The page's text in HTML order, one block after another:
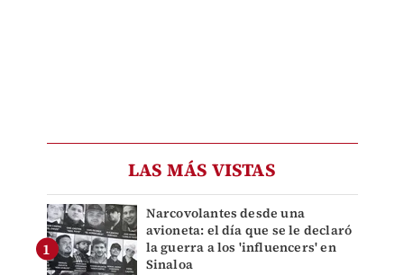
LAS MÁS VISTAS
Narcovolantes desde una
avioneta: el día que se le declaró
la guerra a los 'influencers' en
Sinaloa